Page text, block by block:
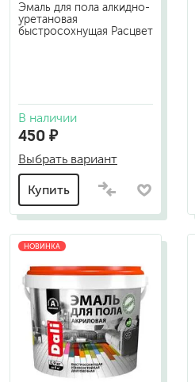
Эмаль для пола алкидно-
уретановая
быстросохнущая Расцвет
В наличии
450 ₽
Выбрать вариант
Купить
НОВИНКА